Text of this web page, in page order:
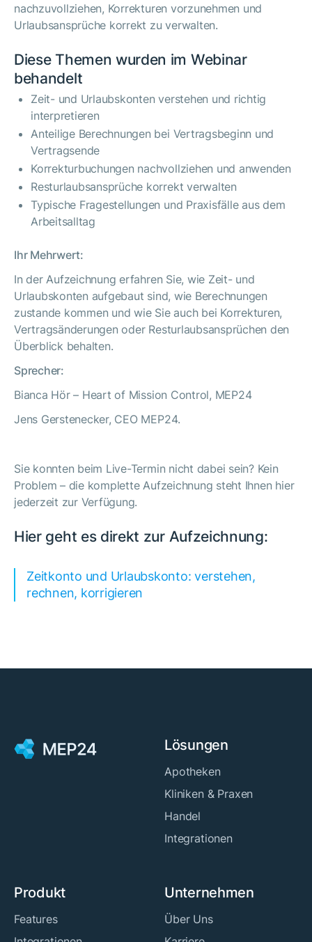
nachzuvollziehen, Korrekturen vorzunehmen und
Urlaubsansprüche korrekt zu verwalten.
Diese Themen wurden im Webinar
behandelt
Zeit- und Urlaubskonten verstehen und richtig
interpretieren
Anteilige Berechnungen bei Vertragsbeginn und
Vertragsende
Korrekturbuchungen nachvollziehen und anwenden
Resturlaubsansprüche korrekt verwalten
Typische Fragestellungen und Praxisfälle aus dem
Arbeitsalltag
Ihr Mehrwert:
In der Aufzeichnung erfahren Sie, wie Zeit- und
Urlaubskonten aufgebaut sind, wie Berechnungen
zustande kommen und wie Sie auch bei Korrekturen,
Vertragsänderungen oder Resturlaubsansprüchen den
Überblick behalten.
Sprecher:
Bianca Hör – Heart of Mission Control, MEP24
Jens Gerstenecker, CEO MEP24.
Sie konnten beim Live-Termin nicht dabei sein? Kein
Problem – die komplette Aufzeichnung steht Ihnen hier
jederzeit zur Verfügung.
Hier geht es direkt zur Aufzeichnung:
Zeitkonto und Urlaubskonto: verstehen,
rechnen, korrigieren
Lösungen
Apotheken
Kliniken & Praxen
Handel
Integrationen
Produkt
Features
Unternehmen
Über Uns